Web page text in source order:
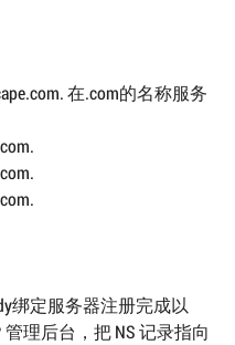
在.com的名称服务
绑定服务器注册完成以
理后台，把 NS 记录指向